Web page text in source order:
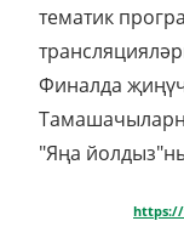
тематик
Финалда
"Яңа
https://